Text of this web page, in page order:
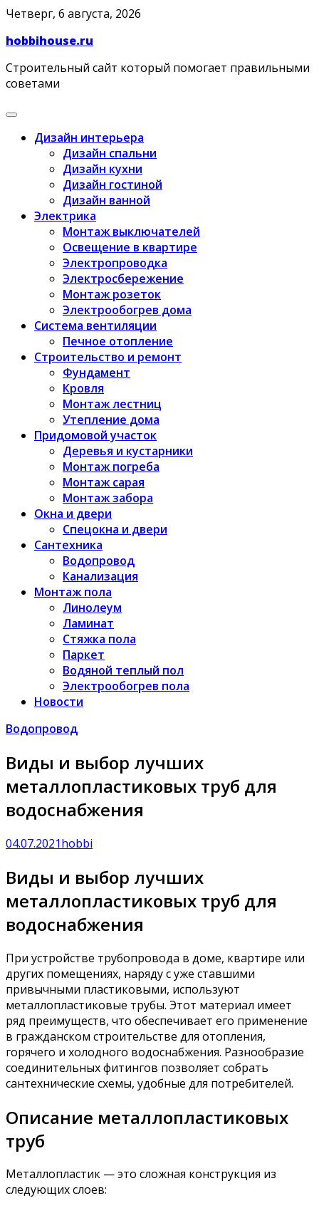
Skip
content
Четверг, 6 августа, 2026
hobbihouse.ru
Строительный сайт который помогает правильными
советами
Дизайн интерьера
Дизайн спальни
Дизайн кухни
Дизайн гостиной
Дизайн ванной
Электрика
Монтаж выключателей
Освещение в квартире
Электропроводка
Электросбережение
Монтаж розеток
Электрообогрев дома
Система вентиляции
Печное отопление
Строительство и ремонт
Фундамент
Кровля
Монтаж лестниц
Утепление дома
Придомовой участок
Деревья и кустарники
Монтаж погреба
Монтаж сарая
Монтаж забора
Окна и двери
Спецокна и двери
Сантехника
Водопровод
Канализация
Монтаж пола
Линолеум
Ламинат
Стяжка пола
Паркет
Водяной теплый пол
Электрообогрев пола
Новости
Водопровод
Виды и выбор лучших
металлопластиковых труб для
водоснабжения
04.07.2021hobbi
Виды и выбор лучших
металлопластиковых труб для
водоснабжения
При устройстве трубопровода в доме, квартире или
других помещениях, наряду с уже ставшими
привычными пластиковыми, используют
металлопластиковые трубы. Этот материал имеет
ряд преимуществ, что обеспечивает его применение
в гражданском строительстве для отопления,
горячего и холодного водоснабжения. Разнообразие
соединительных фитингов позволяет собрать
сантехнические схемы, удобные для потребителей.
Описание металлопластиковых
труб
Металлопластик — это сложная конструкция из
следующих слоев: